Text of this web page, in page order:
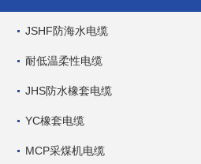
JSHF防海水电缆
耐低温柔性电缆
JHS防水橡套电缆
YC橡套电缆
MCP采煤机电缆